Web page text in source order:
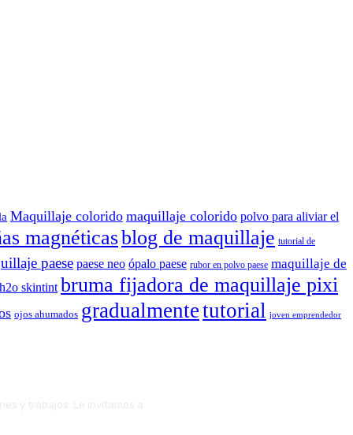
Maquillaje colorido maquillaje colorido polvo para aliviar el
magnéticasblog de maquillaje tutorial de
paese paese neo ópalo paese rubor en polvo paese maquillaje de
skintint bruma fijadora de maquillaje pixi
ojos ahumados gradualmentetutorial joven emprendedor